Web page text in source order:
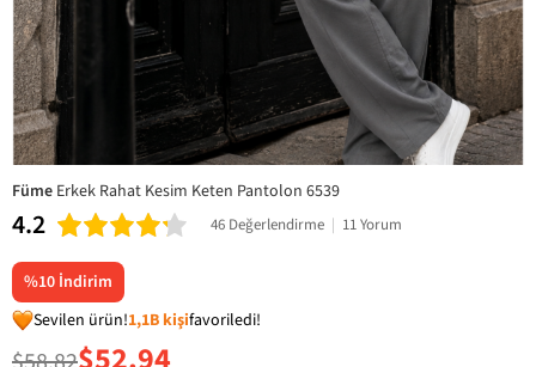
Füme Erkek Rahat Kesim Keten Pantolon 6539
4.2 46 Değerlendirme | 11 Yorum
%10 İndirim
Sevilen ürün!1,1B kişifavoriledi!